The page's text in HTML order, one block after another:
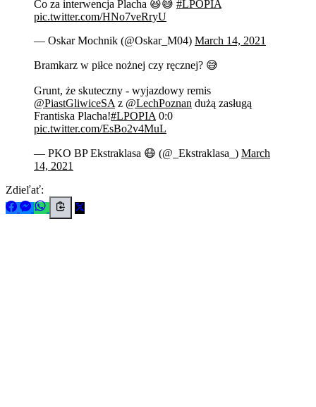
Co za interwencja Placha 😆😅 #LPOPIA
pic.twitter.com/HNo7veRryU
— Oskar Mochnik (@Oskar_M04) March 14, 2021
Bramkarz w piłce nożnej czy ręcznej? 😅
Grunt, że skuteczny - wyjazdowy remis
@PiastGliwiceSA z @LechPoznan dużą zasługą
Frantiska Placha!#LPOPIA 0:0
pic.twitter.com/EsBo2v4MuL
— PKO BP Ekstraklasa 😷 (@_Ekstraklasa_) March
14, 2021
Zdieľať: